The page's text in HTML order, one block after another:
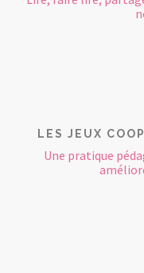
LES JEUX
Une pratique